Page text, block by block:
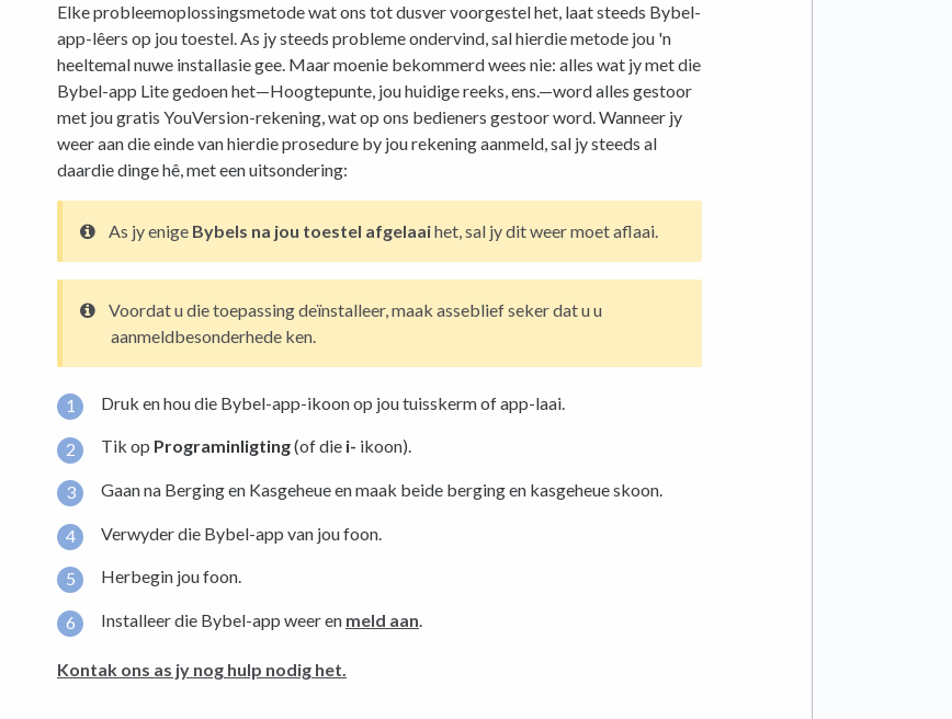
Elke probleemoplossingsmetode wat ons tot dusver voorgestel het, laat steeds Bybel-
app-lêers op jou toestel. As jy steeds probleme ondervind, sal hierdie metode jou 'n
heeltemal nuwe installasie gee. Maar moenie bekommerd wees nie: alles wat jy met die
Bybel-app Lite gedoen het—Hoogtepunte, jou huidige reeks, ens.—word alles gestoor
met jou gratis YouVersion-rekening, wat op ons bedieners gestoor word. Wanneer jy
weer aan die einde van hierdie prosedure by jou rekening aanmeld, sal jy steeds al
daardie dinge hê, met een uitsondering:
As jy enige Bybels na jou toestel afgelaaihet, sal jy dit weer moet aflaai.
Voordat u die toepassing deïnstalleer, maak asseblief seker dat u u
aanmeldbesonderhede ken.
Druk en hou die Bybel-app-ikoon op jou tuisskerm of app-laai.
Tik op Programinligting(of die i- ikoon).
Gaan na Berging en Kasgeheue en maak beide berging en kasgeheue skoon.
Verwyder die Bybel-app van jou foon.
Herbegin jou foon.
Installeer die Bybel-app weer en meld aan.
Kontak ons ​​as jy nog hulp nodig het.